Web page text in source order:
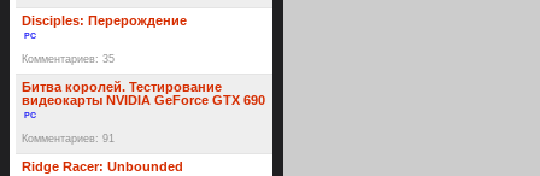
Disciples: Перерождение
PC
Комментариев: 35
Битва королей. Тестирование
видеокарты NVIDIA GeForce GTX 690
PC
Комментариев: 91
Ridge Racer: Unbounded